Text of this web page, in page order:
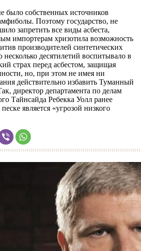
было собственных источников
Поэтому государство, не
запретить все виды асбеста,
импортерам хризотила возможность
производителей синтетических
несколько десятилетий воспитывало в
страх перед асбестом, защищая
но, при этом не имея ни
действительно избавить Туманный
директор департамента по делам
Тайнсайда Ребекка Уолл ранее
является «угрозой низкого